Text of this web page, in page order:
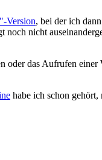
Version, bei der ich
nicht
das Aufrufen einer
habe ich schon gehört,